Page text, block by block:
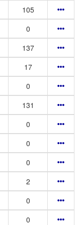
105
0
137
17
0
131
0
0
0
2
0
0